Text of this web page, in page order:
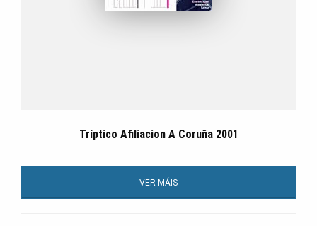
Tríptico Afiliacion A Coruña 2001
VER MÁIS